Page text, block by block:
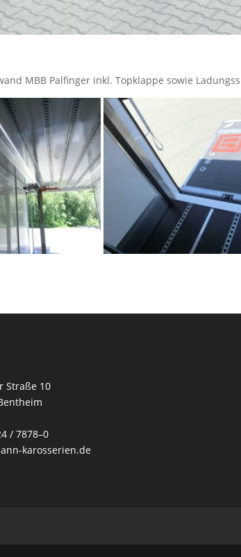
MBB Palfinger inkl. Topklappe sowie
Straße 10
/ 7878–0
karosserien.de